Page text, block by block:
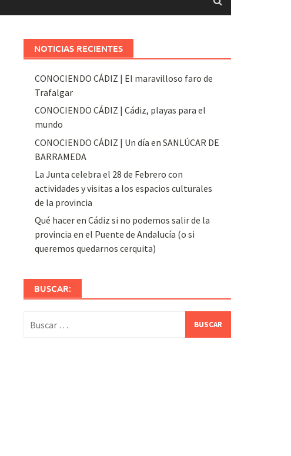
NOTICIAS RECIENTES
CONOCIENDO CÁDIZ | El maravilloso faro de
Trafalgar
CONOCIENDO CÁDIZ | Cádiz, playas para el
mundo
CONOCIENDO CÁDIZ | Un día en SANLÚCAR DE
BARRAMEDA
La Junta celebra el 28 de Febrero con
actividades y visitas a los espacios culturales
de la provincia
Qué hacer en Cádiz si no podemos salir de la
provincia en el Puente de Andalucía (o si
queremos quedarnos cerquita)
BUSCAR: